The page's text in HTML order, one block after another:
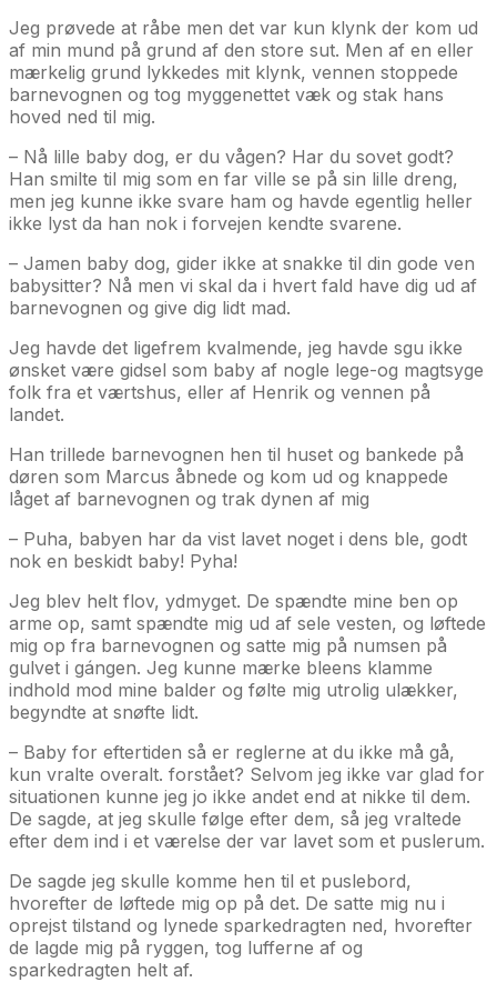
Jeg prøvede at råbe men det var kun klynk der kom ud
af min mund på grund af den store sut. Men af en eller
mærkelig grund lykkedes mit klynk, vennen stoppede
barnevognen og tog myggenettet væk og stak hans
hoved ned til mig.
– Nå lille baby dog, er du vågen? Har du sovet godt?
Han smilte til mig som en far ville se på sin lille dreng,
men jeg kunne ikke svare ham og havde egentlig heller
ikke lyst da han nok i forvejen kendte svarene.
– Jamen baby dog, gider ikke at snakke til din gode ven
babysitter? Nå men vi skal da i hvert fald have dig ud af
barnevognen og give dig lidt mad.
Jeg havde det ligefrem kvalmende, jeg havde sgu ikke
ønsket være gidsel som baby af nogle lege-og magtsyge
folk fra et værtshus, eller af Henrik og vennen på
landet.
Han trillede barnevognen hen til huset og bankede på
døren som Marcus åbnede og kom ud og knappede
låget af barnevognen og trak dynen af mig
– Puha, babyen har da vist lavet noget i dens ble, godt
nok en beskidt baby! Pyha!
Jeg blev helt flov, ydmyget. De spændte mine ben op
arme op, samt spændte mig ud af sele vesten, og løftede
mig op fra barnevognen og satte mig på numsen på
gulvet i gángen. Jeg kunne mærke bleens klamme
indhold mod mine balder og følte mig utrolig ulækker,
begyndte at snøfte lidt.
– Baby for eftertiden så er reglerne at du ikke må gå,
kun vralte overalt. forstået? Selvom jeg ikke var glad for
situationen kunne jeg jo ikke andet end at nikke til dem.
De sagde, at jeg skulle følge efter dem, så jeg vraltede
efter dem ind i et værelse der var lavet som et puslerum.
De sagde jeg skulle komme hen til et puslebord,
hvorefter de løftede mig op på det. De satte mig nu i
oprejst tilstand og lynede sparkedragten ned, hvorefter
de lagde mig på ryggen, tog lufferne af og
sparkedragten helt af.